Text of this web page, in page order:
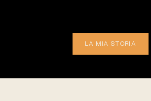
LA MIA STORIA